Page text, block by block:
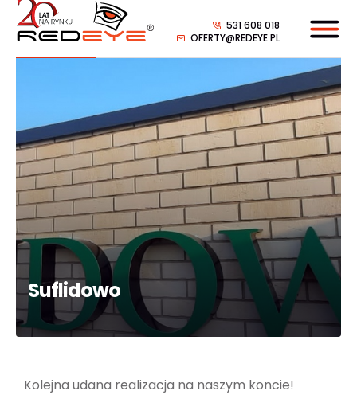
531 608 018
OFERTY@REDEYE.PL
Suflidowo
Kolejna udana realizacja na naszym koncie!